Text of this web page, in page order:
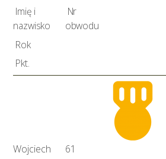
Imię i
nazwisko
Nr
obwodu
Rok
Pkt.
Wojciech
61